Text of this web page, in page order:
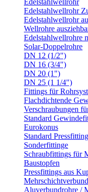
Edelstahlwellrohr
Edelstahlwellrohr
Edelstahlwellrohr
Wellrohre
Edelstahlwellrohre
Solar-Doppelrohre
DN 12 (1/2")
DN 16 (3/4")
DN 20 (1")
DN 25 (1 1/4")
Fittings für
Flachdichtende
Verschraubungen
Standard
Eurokonus
Standard
Sonderfittinge
Schraubfittings für
Baustopfen
Pressfittings aus
Aluverbundrohre /